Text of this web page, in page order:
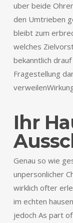
uber beide
den Umtrieben
bleibt zum
welches
bekanntlich
Fragestellung
Ihr
Genau so wie
unpersonlicher
wirklich ofter
im echten
jedoch As part